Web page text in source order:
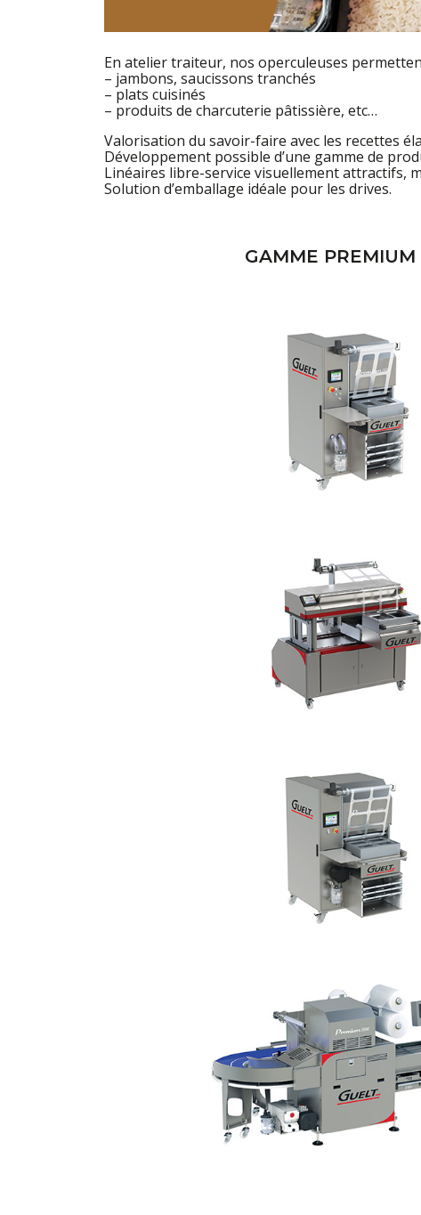
En atelier traiteur, nos operculeuses
– jambons, saucissons tranchés
– plats cuisinés
– produits de charcuterie pâtissière, etc…
Valorisation du savoir-faire avec les recettes
Développement possible d’une gamme de
Linéaires libre-service visuellement attractifs,
Solution d’emballage idéale pour les drives.
GAMME